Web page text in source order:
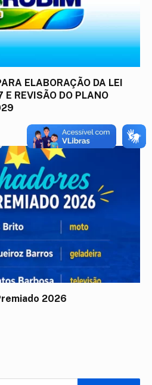
ELABORAÇÃO DA LEI
REVISÃO DO PLANO
2026